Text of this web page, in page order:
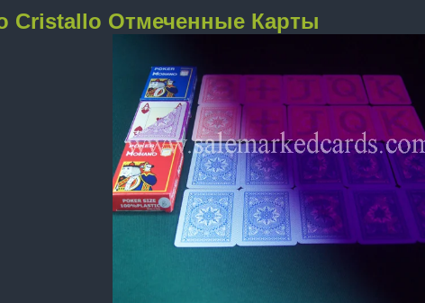
Cristallo Отмеченные Карты